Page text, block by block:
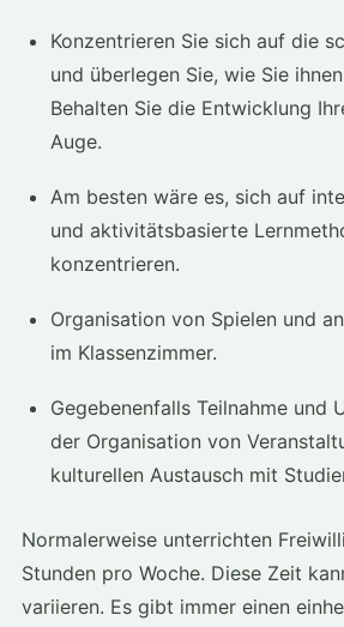
Konzentrieren Sie sich auf die
und überlegen Sie, wie Sie
Behalten Sie die Entwicklung
Auge.
Am besten wäre es, sich auf
und aktivitätsbasierte
konzentrieren.
Organisation von Spielen und
im Klassenzimmer.
Gegebenenfalls Teilnahme und
der Organisation von
kulturellen Austausch mit
Normalerweise unterrichten
Stunden pro Woche. Diese Zeit
variieren. Es gibt immer einen